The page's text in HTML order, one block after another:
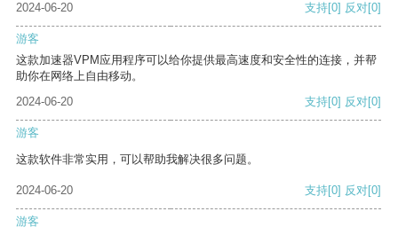
2024-06-20 支持[0] 反对[0]
游客
这款加速器VPM应用程序可以给你提供最高速度和安全性的连接，并帮
助你在网络上自由移动。
2024-06-20
支持[0] 反对[0]
游客
这款软件非常实用，可以帮助我解决很多问题。
2024-06-20 支持[0] 反对[0]
游客